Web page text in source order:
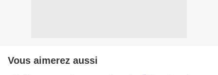
Vous aimerez aussi